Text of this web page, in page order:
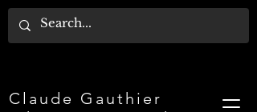
Claude Gauthier​